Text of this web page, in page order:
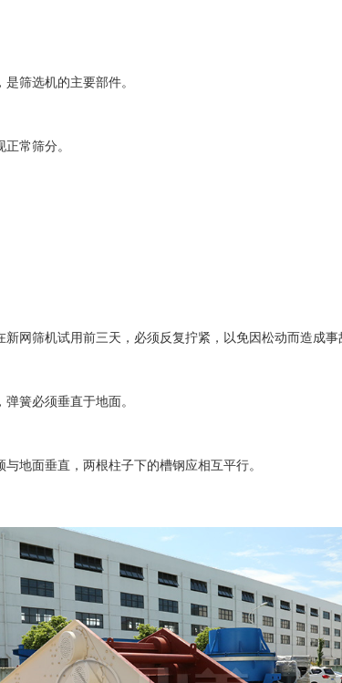
筛选机的主要部件。
常筛分。
筛机试用前三天，必须反复拧紧，以免因松动而造成事
簧必须垂直于地面。
面垂直，两根柱子下的槽钢应相互平行。